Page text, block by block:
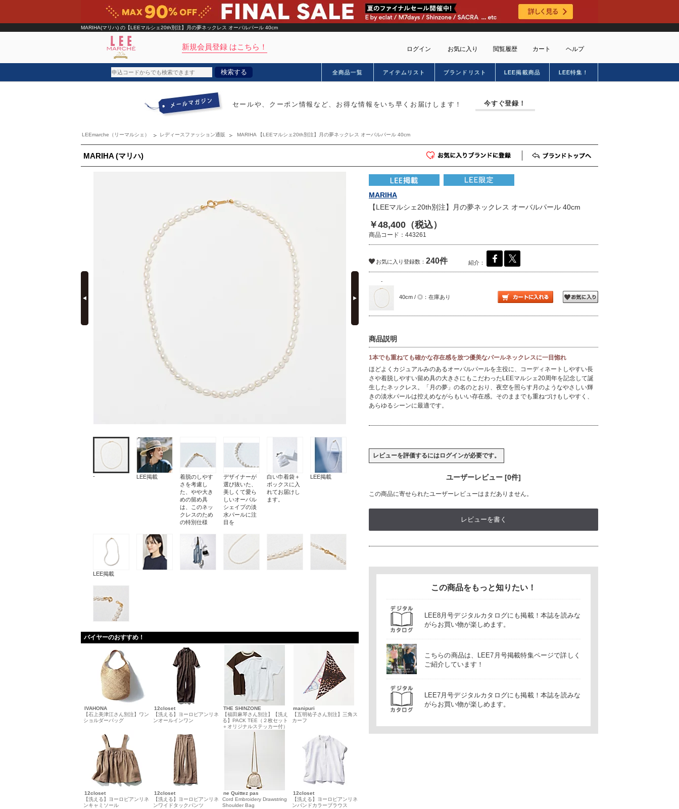
MARIHA(マリハ) の【LEEマルシェ20th別注】月の夢ネックレス オーバルパール 40cm
新規会員登録 はこちら！ ログイン お気に入り 閲覧履歴 カート ヘルプ
会員特典のご案内
初めてのお客様
検索する
雑誌掲載アイテム
雑誌･書籍(一緒に買うと送料無料)
全商品一覧 アイテムリスト ブランドリスト LEE掲載商品 LEE特集！
セールや、クーポン情報など、お得な情報をいち早くお届けします！ 今すぐ登録！
LEEmarche（リーマルシェ） レディースファッション通販 MARIHA 【LEEマルシェ20th別注】月の夢ネックレス オーバルパール 40cm
MARIHA (マリハ)
お気に入りブランド登録
- LEE掲載
着脱のしやす
さを考慮し
た、やや大き
めの留め具
は、このネッ
クレスのため
の特別仕様
デザイナーが
選び抜いた、
美しくて愛ら
しいオーバル
シェイプの淡
水パールに注
目を
白い巾着袋＋
ボックスに入
れてお届けし
ます。
LEE掲載
LEE掲載
バイヤーのおすすめ！
IVAHONA
【石上美津江さん別注】ワン
ショルダーバッグ
12closet
【洗える】ヨーロピアンリネ
ンオールインワン
THE SHINZONE
【福田麻琴さん別注】【洗え
る】PACK TEE（２枚セット
＋オリジナルステッカー付）
manipuri
【五明祐子さん別注】三角ス
カーフ
12closet
【洗える】ヨーロピアンリネ
ンキャミソール
12closet
【洗える】ヨーロピアンリネ
ンワイドタックパンツ
ne Quittez pas
Cord Embroidery Drawstring
Shoulder Bag
12closet
【洗える】ヨーロピアンリネ
ンバンドカラーブラウス
MARIHA
【LEEマルシェ20th別注】月の夢ネックレス オーバルパール 40cm
￥48,400（税込）
商品コード：443261
お気に入り登録数： 240件 紹介：
-
40cm / ◎：在庫あり
商品説明
1本でも重ねても確かな存在感を放つ優美なパールネックレスに一目惚れ
ほどよくカジュアルみのあるオーバルパールを主役に、コーディネートしやすい長
さや着脱しやすい留め具の大きさにもこだわったLEEマルシェ20周年を記念して誕
生したネックレス。「月の夢」の名のとおり、夜空を照らす月のようなやさしい輝
きの淡水パールは控えめながらもいい存在感。そのままでも重ねづけもしやすく、
あらゆるシーンに最適です。
レビューを評価するにはログインが必要です。
ユーザーレビュー [0件]
この商品に寄せられたユーザーレビューはまだありません。
レビューを書く
この商品をもっと知りたい！
LEE8月号デジタルカタログにも掲載！本誌を読みな
がらお買い物が楽しめます。
こちらの商品は、LEE7月号掲載特集ページで詳しく
ご紹介しています！
LEE7月号デジタルカタログにも掲載！本誌を読みな
がらお買い物が楽しめます。